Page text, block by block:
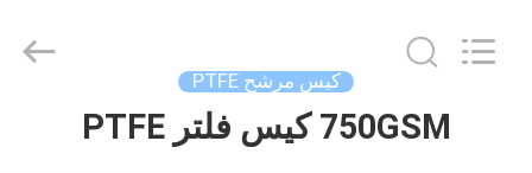
الصفحة
Copyright
كيس مرشح PTFE
750GSM كيس فلتر PTFE